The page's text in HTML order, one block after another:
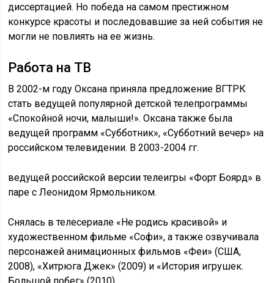
диссертацией. Но победа на самом престижном
конкурсе красоты и последовавшие за ней события не
могли не повлиять на ее жизнь.
Работа на ТВ
В 2002-м году Оксана приняла предложение ВГТРК
стать ведущей популярной детской телепрограммы
«Спокойной ночи, малыши!». Оксана также была
ведущей программ «Субботник», «Субботний вечер» на
российском телевидении. В 2003-2004 гг.
ведущей российской версии телеигры «Форт Боярд» в
паре с Леонидом Ярмольником.
Снялась в телесериале «Не родись красивой» и
художественном фильме «Софи», а также озвучивала
персонажей анимационных фильмов «Феи» (США,
2008), «Хитрюга Джек» (2009) и «История игрушек.